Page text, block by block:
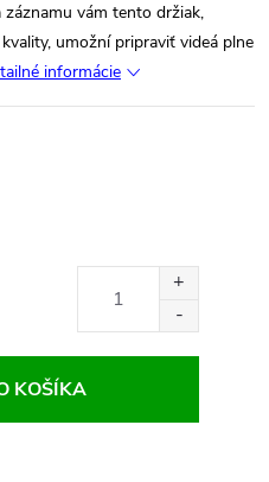
vám tento držiak,
umožní pripraviť videá plne
informácie
KOŠÍKA